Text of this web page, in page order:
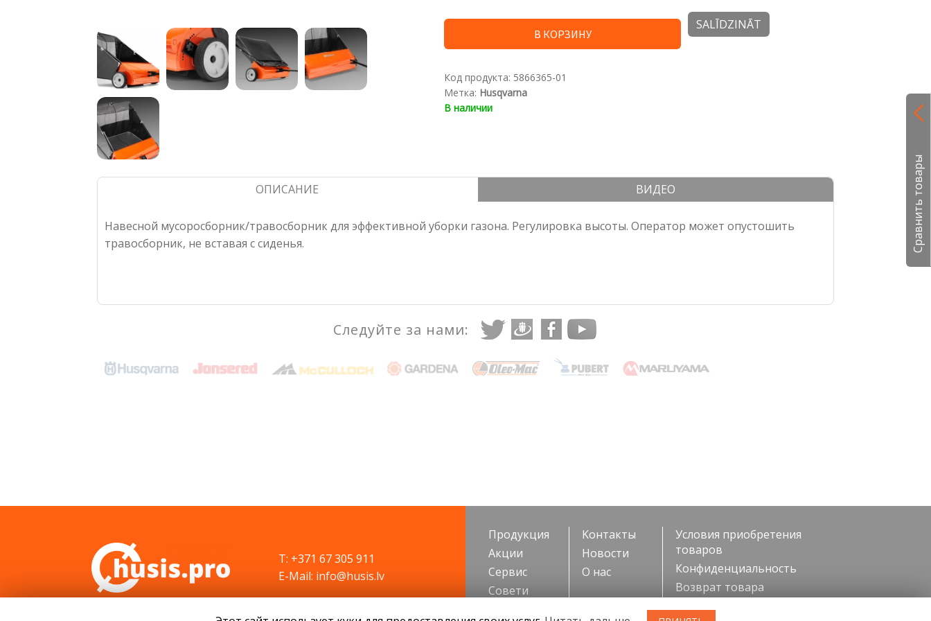
Сравнить товары
Vienkārši regulējams slotas tīrīšanas augstums. Lai
noregulētu augstumu, nepieciešams pārvietot tikai
Salokāms tīrītājs ērtākai uzglabāšanai.
В КОРЗИНУ
SALĪDZINĀT
Код продукта: 5866365-01
Метка: Husqvarna
В наличии
ОПИСАНИЕ ВИДЕО
Навесной мусоросборник/травосборник для эффективной уборки газона. Регулировка высоты. Оператор может опустошить
травосборник, не вставая с сиденья.
Следуйте за нами:
T: +371 67 305 911
E-Mail: info@husis.lv
Продукция
Акции
Cервис
Cовети
Kонтакты
Новости
О нас
Условия приобретения
товаров
Конфиденциальность
Возврат товара